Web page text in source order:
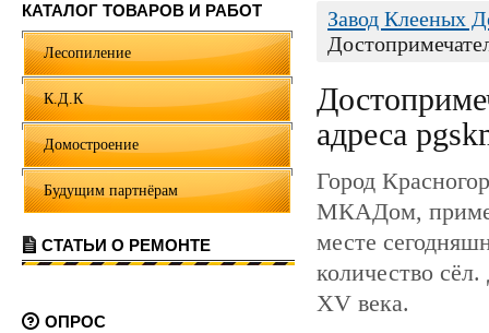
КАТАЛОГ ТОВАРОВ И РАБОТ
Лесопиление
К.Д.К
Домостроение
Будущим партнёрам
СТАТЬИ О РЕМОНТЕ
ОПРОС
Завод Клееных
адреса
Город
МКАДом,
месте
количество
XV века.